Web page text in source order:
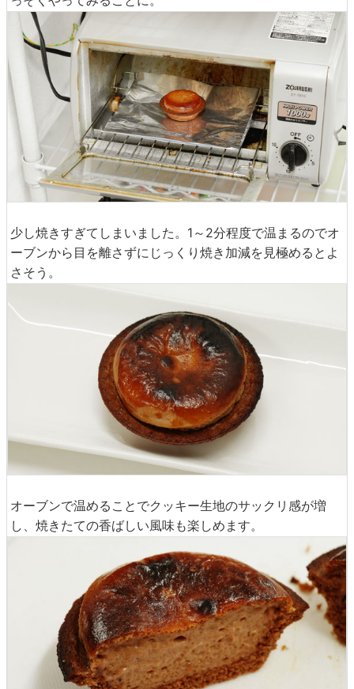
少し焼きすぎてしまいました。1～2分程度で温まるのでオ
ーブンから目を離さずにじっくり焼き加減を見極めるとよ
さそう。
オーブンで温めることでクッキー生地のサックリ感が増
し、焼きたての香ばしい風味も楽しめます。